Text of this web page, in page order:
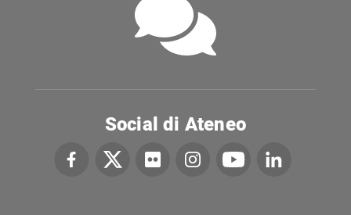
Social di Ateneo